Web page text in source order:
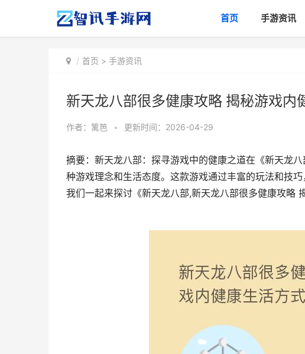
首页 手游资讯
首页 > 手游资讯
新天龙八部很多健康攻略 揭秘游戏内
作者： 篱笆 • 更新时间：2026-04-29
摘要：新天龙八部：探寻游戏中的健康之道在《新天龙
种游戏理念和生活态度。这款游戏通过丰富的玩法和技
我们一起来探讨《新天龙八部,新天龙八部很多健康攻略